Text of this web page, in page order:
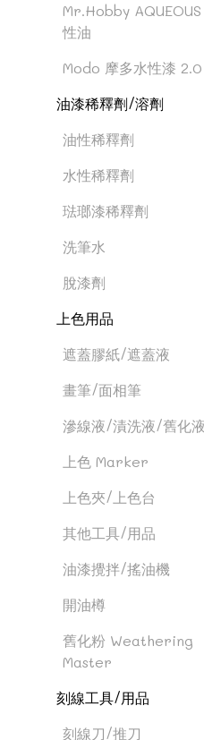
Mr.Hobby AQUEOUS
性油
Modo 摩多水性漆 2.0
油漆稀釋劑/溶劑
油性稀釋劑
水性稀釋劑
琺瑯漆稀釋劑
洗筆水
脫漆劑
上色用品
遮蓋膠紙/遮蓋液
畫筆/面相筆
滲線液/漬洗液/舊化液
上色 Marker
上色夾/上色台
其他工具/用品
油漆攪拌/搖油機
開油樽
舊化粉 Weathering
Master
刻線工具/用品
刻線刀/推刀